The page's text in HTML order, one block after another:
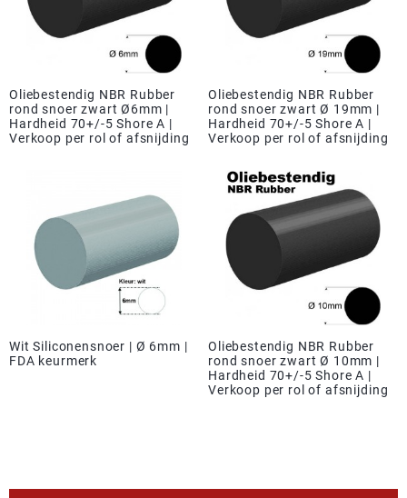
Oliebestendig NBR Rubber
rond snoer zwart Ø6mm |
Hardheid 70+/-5 Shore A |
Verkoop per rol of afsnijding
Oliebestendig NBR Rubber
rond snoer zwart Ø 19mm |
Hardheid 70+/-5 Shore A |
Verkoop per rol of afsnijding
Wit Siliconensnoer | Ø 6mm |
FDA keurmerk
Oliebestendig NBR Rubber
rond snoer zwart Ø 10mm |
Hardheid 70+/-5 Shore A |
Verkoop per rol of afsnijding